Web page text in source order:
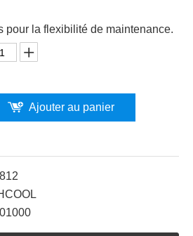
pour la flexibilité de maintenance.
Ajouter au panier